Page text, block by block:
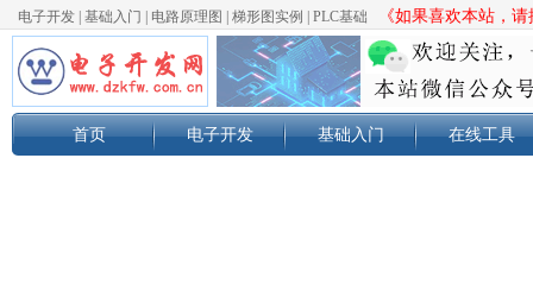
电子开发 基础入门 电路原理图 梯形图实例 PLC基础 《如果喜欢本站，
首页 电子开发 基础入门 在线工具